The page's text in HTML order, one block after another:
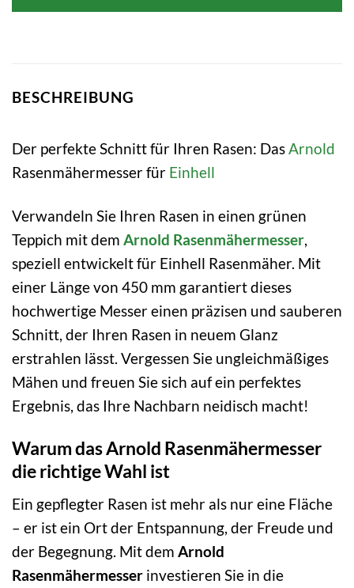
BESCHREIBUNG
Der perfekte Schnitt für Ihren Rasen: Das Arnold
Rasenmähermesser für Einhell
Verwandeln Sie Ihren Rasen in einen grünen
Teppich mit dem Arnold Rasenmähermesser
speziell entwickelt für Einhell Rasenmäher. Mit
einer Länge von 450 mm garantiert dieses
hochwertige Messer einen präzisen und sauberen
Schnitt, der Ihren Rasen in neuem Glanz
erstrahlen lässt. Vergessen Sie ungleichmäßiges
Mähen und freuen Sie sich auf ein perfektes
Ergebnis, das Ihre Nachbarn neidisch macht!
Warum das Arnold Rasenmähermesser
die richtige Wahl ist
Ein gepflegter Rasen ist mehr als nur eine Fläche
– er ist ein Ort der Entspannung, der Freude und
der Begegnung. Mit dem Arnold
Rasenmähermesser investieren Sie in die